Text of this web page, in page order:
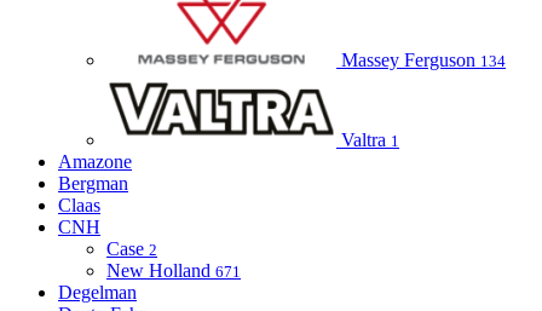
Massey Ferguson 134
Valtra 1
Amazone
Bergman
Claas
CNH
Case 2
New Holland 671
Degelman